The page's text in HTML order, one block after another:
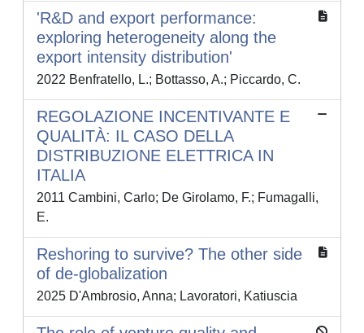
'R&D and export performance:
exploring heterogeneity along the
export intensity distribution'
2022 Benfratello, L.; Bottasso, A.; Piccardo, C.
REGOLAZIONE INCENTIVANTE E
QUALITÀ: IL CASO DELLA
DISTRIBUZIONE ELETTRICA IN
ITALIA
2011 Cambini, Carlo; De Girolamo, F.; Fumagalli,
E.
Reshoring to survive? The other side
of de-globalization
2025 D'Ambrosio, Anna; Lavoratori, Katiuscia